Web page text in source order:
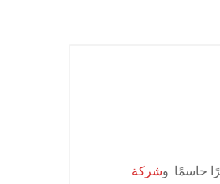
حاسمًا. وشركة